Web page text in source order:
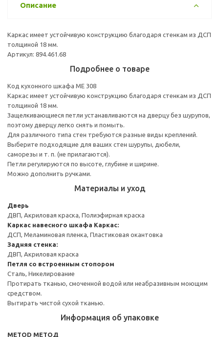
Описание
Каркас имеет устойчивую конструкцию благодаря стенкам из ДСП
толщиной 18 мм.
Артикул: 894.461.68
Подробнее о товаре
Код кухонного шкафа ME 308
Каркас имеет устойчивую конструкцию благодаря стенкам из ДСП
толщиной 18 мм.
Защелкивающиеся петли устанавливаются на дверцу без шурупов,
поэтому дверцу легко снять и помыть.
Для различного типа стен требуются разные виды креплений.
Выберите подходящие для ваших стен шурупы, дюбели,
саморезы и т. п. (не прилагаются).
Петли регулируются по высоте, глубине и ширине.
Можно дополнить ручками.
Материалы и уход
Дверь
ДВП, Акриловая краска, Полиэфирная краска
Каркас навесного шкафа Каркас:
ДСП, Меламиновая пленка, Пластиковая окантовка
Задняя стенка:
ДВП, Акриловая краска
Петля со встроенным стопором
Сталь, Никелирование
Протирать тканью, смоченной водой или неабразивным моющим
средством.
Вытирать чистой сухой тканью.
Информация об упаковке
METOD МЕТОД